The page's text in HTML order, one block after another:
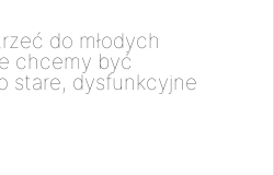
do młodych
chcemy być
stare, dysfunkcyjne